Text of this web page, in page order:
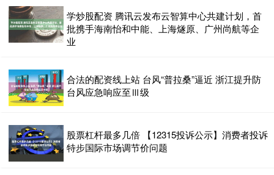
学炒股配资 腾讯云发布云智算中心共建计划，首
批携手海南怡和中能、上海燧原、广州尚航等企
业
合法的配资线上站 台风“普拉桑”逼近 浙江提升防
台风应急响应至Ⅲ级
股票杠杆最多几倍 【12315投诉公示】消费者投诉
特步国际市场调节价问题